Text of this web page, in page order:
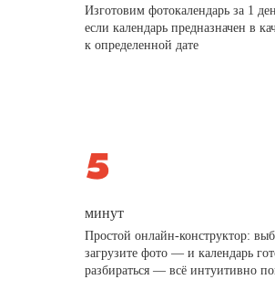
Изготовим фотокалендарь за 1
если календарь предназначен в
к определенной дате
минут
Простой онлайн-конструктор:
загрузите фото — и календарь
разбираться — всё интуитивно